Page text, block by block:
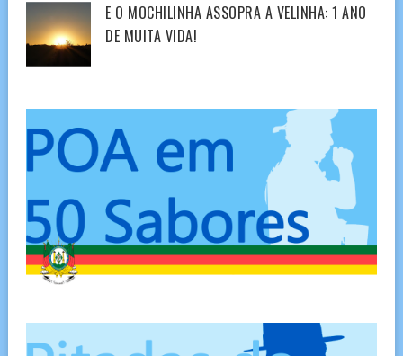
E O MOCHILINHA ASSOPRA A VELINHA: 1 ANO
DE MUITA VIDA!